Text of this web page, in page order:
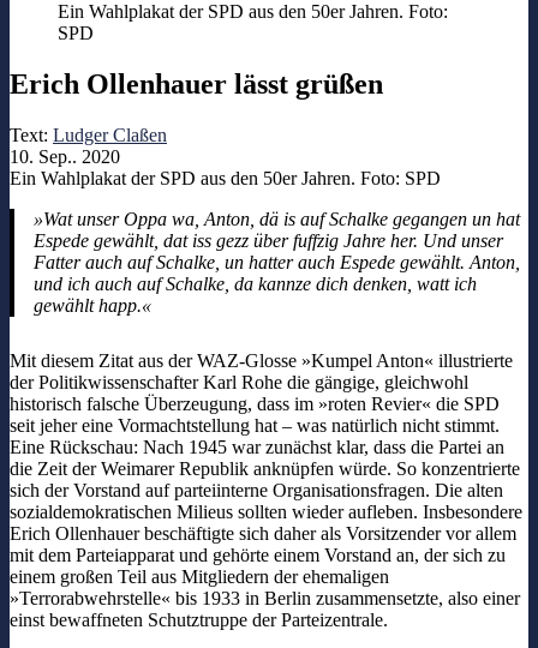
Ein Wahlplakat der SPD aus den 50er Jahren. Foto:
SPD
Erich Ollenhauer lässt grüßen
Text: Ludger Claßen
10. Sep.. 2020
Ein Wahlplakat der SPD aus den 50er Jahren. Foto: SPD
»Wat unser Oppa wa, Anton, dä is auf Schalke gegangen un hat
Espede gewählt, dat iss gezz über fuffzig Jahre her. Und unser
Fatter auch auf Schalke, un hatter auch Espede gewählt. Anton,
und ich auch auf Schalke, da kannze dich denken, watt ich
gewählt happ.«
Mit diesem Zitat aus der WAZ-Glosse »Kumpel Anton« illustrierte
der Politikwissenschafter Karl Rohe die gängige, gleichwohl
historisch falsche Überzeugung, dass im »roten Revier« die SPD
seit jeher eine Vormachtstellung hat – was natürlich nicht stimmt.
Eine Rückschau: Nach 1945 war zunächst klar, dass die Partei an
die Zeit der Weimarer Republik anknüpfen würde. So konzentrierte
sich der Vorstand auf parteiinterne Organisationsfragen. Die alten
sozialdemokratischen Milieus sollten wieder aufleben. Insbesondere
Erich Ollenhauer beschäftigte sich daher als Vorsitzender vor allem
mit dem Parteiapparat und gehörte einem Vorstand an, der sich zu
einem großen Teil aus Mitgliedern der ehemaligen
»Terrorabwehrstelle« bis 1933 in Berlin zusammensetzte, also einer
einst bewaffneten Schutztruppe der Parteizentrale.